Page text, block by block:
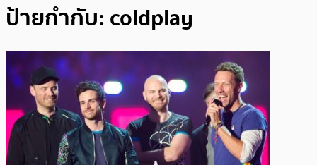
ป้ายกำกับ: coldplay